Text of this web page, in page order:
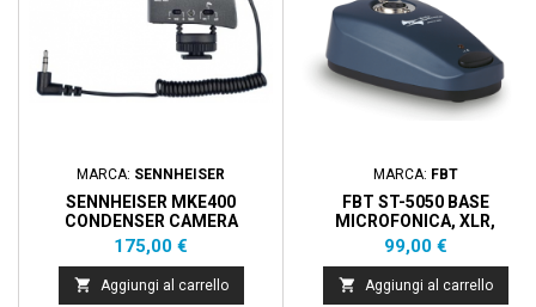
MARCA: SENNHEISER
SENNHEISER MKE400
CONDENSER CAMERA
MICROPHONE
Prezzo
175,00 €
 Aggiungi al carrello
MARCA: FBT
FBT ST-5050 BASE
MICROFONICA, XLR,
PHANTOM/BATTERIA
Prezzo
99,00 €
 Aggiungi al carrello